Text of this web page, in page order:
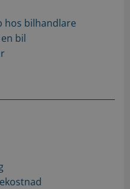
hos bilhandlare
bil